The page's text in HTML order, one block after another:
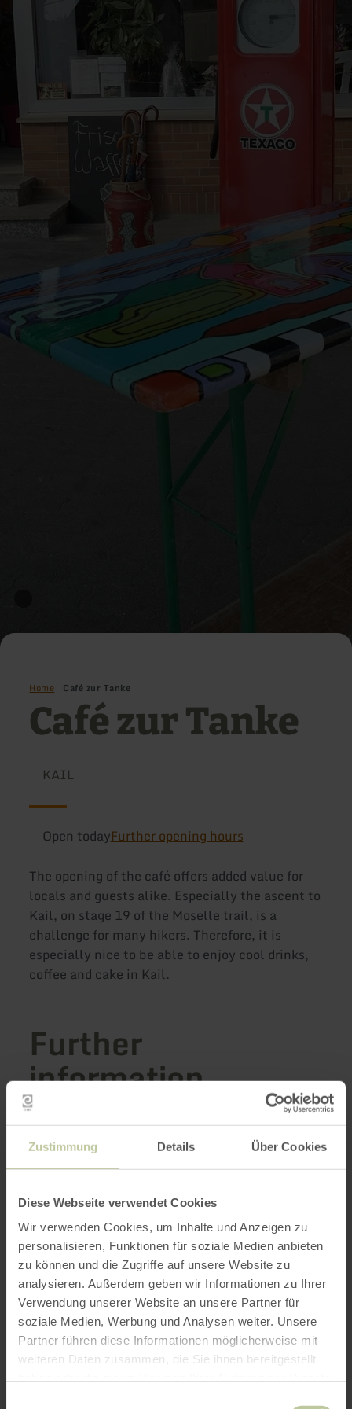
Zustimmung Details Über Cookies
Diese Webseite verwendet Cookies
Wir verwenden Cookies, um Inhalte und Anzeigen zu
personalisieren, Funktionen für soziale Medien anbieten
zu können und die Zugriffe auf unsere Website zu
analysieren. Außerdem geben wir Informationen zu Ihrer
Verwendung unserer Website an unsere Partner für
soziale Medien, Werbung und Analysen weiter. Unsere
Partner führen diese Informationen möglicherweise mit
weiteren Daten zusammen, die Sie ihnen bereitgestellt
Home Café zur Tanke
Café zur Tanke
KAIL
Open todayFurther opening hours
The opening of the café offers added value for
locals and guests alike. Especially the ascent to
Kail, on stage 19 of the Moselle trail, is a
challenge for many hikers. Therefore, it is
especially nice to be able to enjoy cool drinks,
coffee and cake in Kail.
Further
information
Opening hours
Features / Special features
Categories
Seating capacity
Impressions